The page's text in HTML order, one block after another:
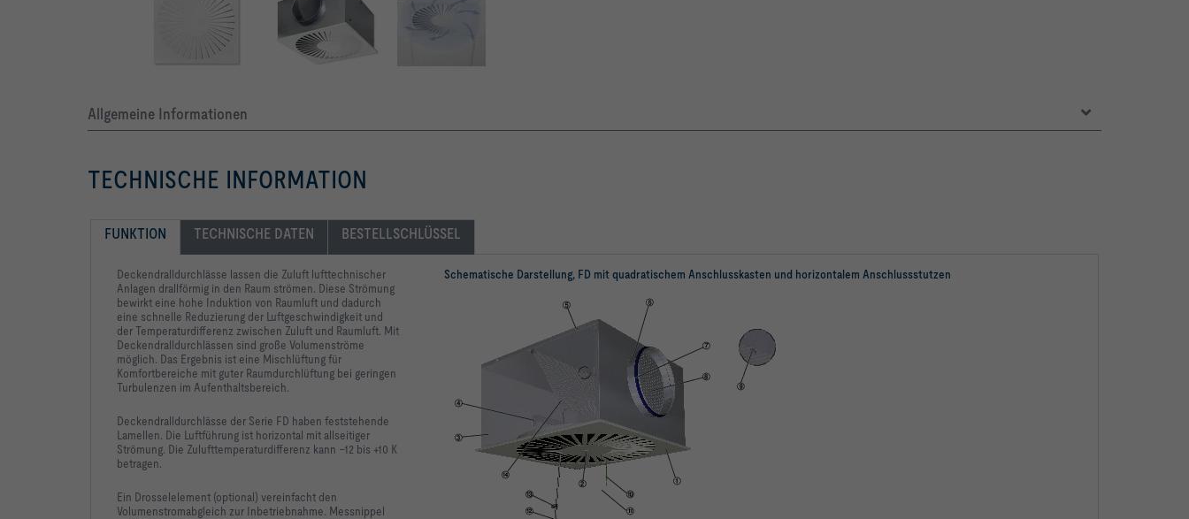
Allgemeine Informationen
TECHNISCHE INFORMATION
FUNKTION TECHNISCHE DATEN BESTELLSCHLÜSSEL
Schematische Darstellung, FD mit quadratischem Anschlusskasten und horizontalem Anschlussstutzen
Deckendralldurchlässe lassen die Zuluft lufttechnischer
Anlagen drallförmig in den Raum strömen. Diese Strömung
bewirkt eine hohe Induktion von Raumluft und dadurch
eine schnelle Reduzierung der Luftgeschwindigkeit und
der Temperaturdifferenz zwischen Zuluft und Raumluft. Mit
Deckendralldurchlässen sind große Volumenströme
möglich. Das Ergebnis ist eine Mischlüftung für
Komfortbereiche mit guter Raumdurchlüftung bei geringen
Turbulenzen im Aufenthaltsbereich.
Deckendralldurchlässe der Serie FD haben feststehende
Lamellen. Die Luftführung ist horizontal mit allseitiger
Strömung. Die Zulufttemperaturdifferenz kann –12 bis +10 K
betragen.
Ein Drosselelement (optional) vereinfacht den
Volumenstromabgleich zur Inbetriebnahme. Messnippel